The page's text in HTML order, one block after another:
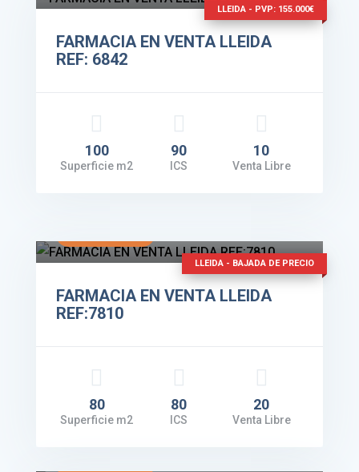
LLEIDA - PVP: 155.000€
FARMACIA EN VENTA LLEIDA
REF: 6842
100
Superficie m2
90
ICS
10
Venta Libre
LLEIDA - BAJADA DE PRECIO
FARMACIA EN VENTA LLEIDA
REF:7810
80
Superficie m2
80
ICS
20
Venta Libre